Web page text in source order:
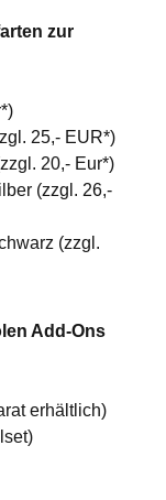
zur
25,- EUR*)
20,- Eur*)
(zzgl. 26,-
(zzgl.
Add-Ons
erhältlich)